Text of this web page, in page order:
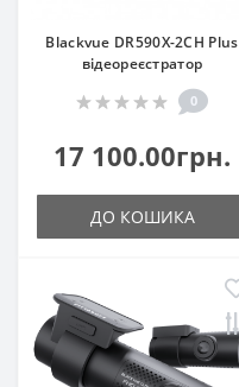
Blackvue DR590X-2CH Plus
відеореєстратор
0
17 100.00грн.
ДО КОШИКА